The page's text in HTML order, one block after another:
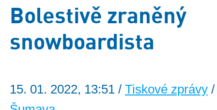
Bolestivě zraněný
snowboardista
15. 01. 2022, 13:51 / Tiskové zprávy